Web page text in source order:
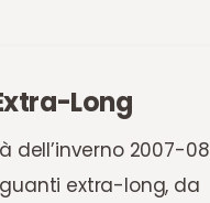
Long
dell’inverno 2007-08
extra-long, da